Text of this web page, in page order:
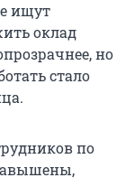
ищут
оклад
но
стало
по